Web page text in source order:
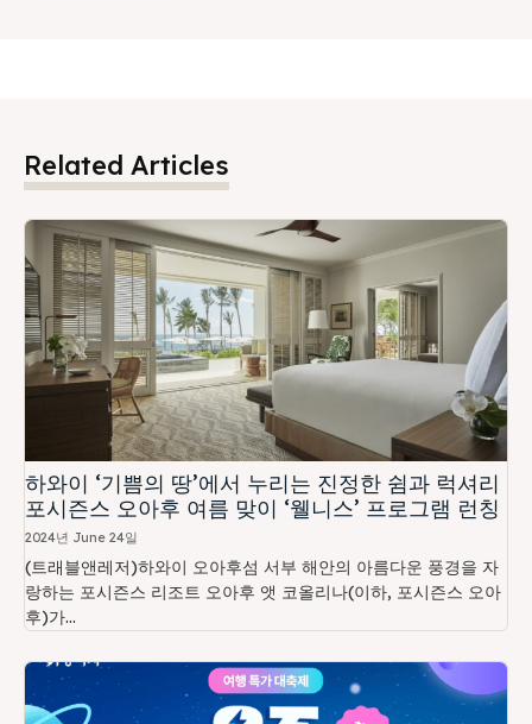
Related Articles
하와이 ‘기쁨의 땅’에서 누리는 진정한 쉼과 럭셔리
포시즌스 오아후 여름 맞이 ‘웰니스’ 프로그램 런칭
2024년 June 24일
(트래블앤레저)하와이 오아후섬 서부 해안의 아름다운 풍경을 자
랑하는 포시즌스 리조트 오아후 앳 코올리나(이하, 포시즌스 오아
후)가...